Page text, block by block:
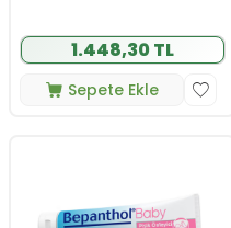
1.448,30 TL
Sepete Ekle